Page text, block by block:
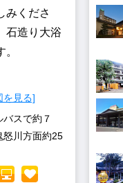
みくださ
石造り大浴
を見る]
スで約７
怒川方面約25